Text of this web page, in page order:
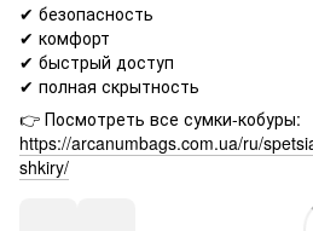
✔ безопасность
✔ комфорт
✔ быстрый доступ
✔ полная скрытность
👉 Посмотреть все сумки-кобуры:
https://arcanumbags.com.ua/ru/
shkiry/